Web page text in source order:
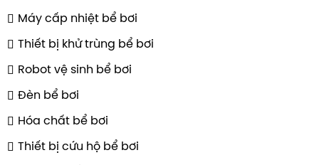
Máy cấp nhiệt bể bơi
Thiết bị khử trùng bể bơi
Robot vệ sinh bể bơi
Đèn bể bơi
Hóa chất bể bơi
Thiết bị cứu hộ bể bơi